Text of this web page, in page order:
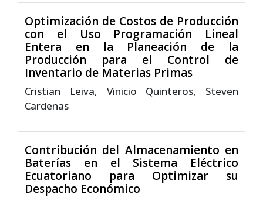
Optimización de Costos de Producción
con el Uso Programación Lineal
Entera en la Planeación de la
Producción para el Control de
Inventario de Materias Primas
Cristian Leiva, Vinicio Quinteros, Steven
Cardenas
Contribución del Almacenamiento en
Baterías en el Sistema Eléctrico
Ecuatoriano para Optimizar su
Despacho Económico